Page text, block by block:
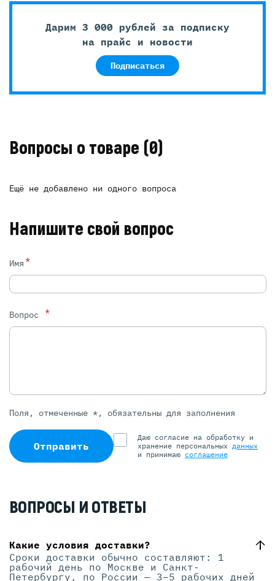
Дарим 3 000 рублей за подписку
на прайс и новости
Подписаться
Вопросы о товаре (0)
Ещё не добавлено ни одного вопроса
Напишите свой вопрос
Имя*
Вопрос *
Поля, отмеченные *, обязательны для заполнения
Отправить
Даю согласие на обработку и
хранение персональных данных
и принимаю соглашение
ВОПРОСЫ И ОТВЕТЫ
Какие условия доставки?
Сроки доставки обычно составляют: 1
рабочий день по Москве и Санкт-
Петербургу, по России — 3–5 рабочих дней